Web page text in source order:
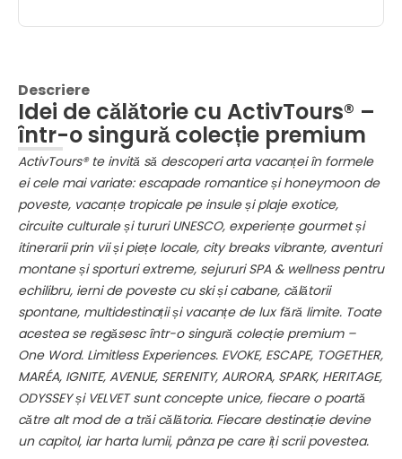
Descriere
Idei de călătorie cu ActivTours® –
într-o singură colecție premium
ActivTours® te invită să descoperi arta vacanței în formele
ei cele mai variate: escapade romantice și honeymoon de
poveste, vacanțe tropicale pe insule și plaje exotice,
circuite culturale și tururi UNESCO, experiențe gourmet și
itinerarii prin vii și piețe locale, city breaks vibrante, aventuri
montane și sporturi extreme, sejururi SPA & wellness pentru
echilibru, ierni de poveste cu ski și cabane, călătorii
spontane, multidestinații și vacanțe de lux fără limite. Toate
acestea se regăsesc într-o singură colecție premium –
One Word. Limitless Experiences. EVOKE, ESCAPE, TOGETHER,
MARÉA, IGNITE, AVENUE, SERENITY, AURORA, SPARK, HERITAGE,
ODYSSEY și VELVET sunt concepte unice, fiecare o poartă
către alt mod de a trăi călătoria. Fiecare destinație devine
un capitol, iar harta lumii, pânza pe care îți scrii povestea.